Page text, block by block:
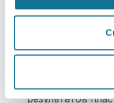
результатов